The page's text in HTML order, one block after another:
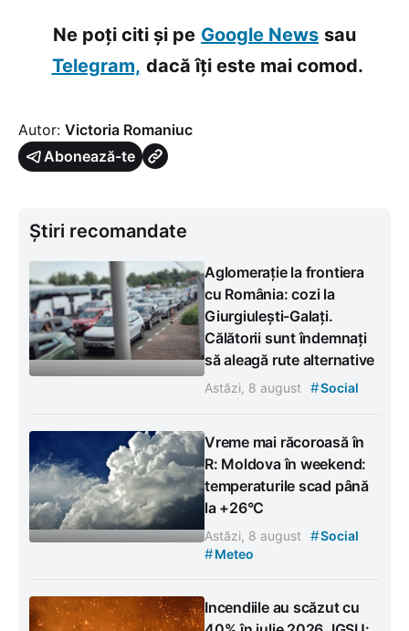
Ne poți citi și pe Google News sau
Telegram, dacă îți este mai comod.
Autor: Victoria Romaniuc
Abonează-te
Știri recomandate
Aglomerație la frontiera
cu România: cozi la
Giurgiulești-Galați.
Călătorii sunt îndemnați
să aleagă rute alternative
Astăzi, 8 august #Social
Vreme mai răcoroasă în
R: Moldova în weekend:
temperaturile scad până
la +26°C
Astăzi, 8 august #Social
#Meteo
Incendiile au scăzut cu